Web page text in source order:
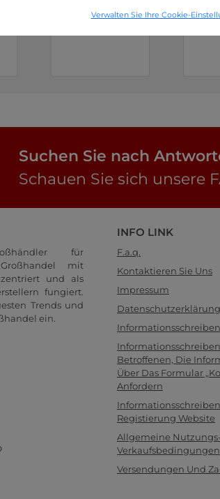
Verwalten Sie Ihre Cookie-
Weiß
Suchen Sie nach
Schauen Sie sich unsere
für
mit
und als
fungiert.
Trends und
ein.
INFO LINK
F.a.q.
Kontaktieren Sie Uns
Impressum
Datenschutzerklärung
Betroffenen, Die
Über Das Formular
Anfordern
Registierung Website
Allgemeine
Verkaufsbedingungen
Versendungen Und